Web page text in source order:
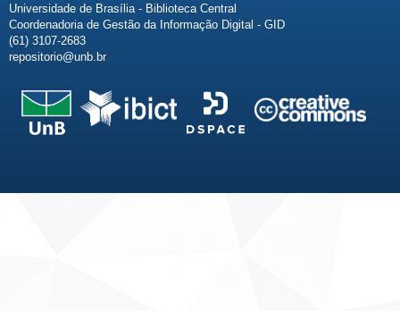
Universidade de Brasília - Biblioteca Central
Coordenadoria de Gestão da Informação Digital - GID
(61) 3107-2683
repositorio@unb.br